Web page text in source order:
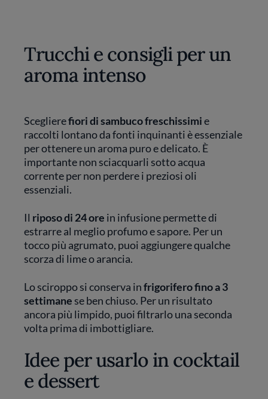
Trucchi e consigli per un
aroma intenso
Sceglierefiori di sambuco freschissimie
raccolti lontano da fonti inquinanti è essenziale
per ottenere un aroma puro e delicato. È
importante non sciacquarli sotto acqua
corrente per non perdere i preziosi oli
essenziali.
Il riposo di 24 ore in infusione permette di
estrarre al meglio profumo e sapore. Per un
tocco più agrumato, puoi aggiungere qualche
scorza di lime o arancia.
Lo sciroppo si conserva infrigorifero fino a 3
settimanese ben chiuso. Per un risultato
ancora più limpido, puoi filtrarlo una seconda
volta prima di imbottigliare.
Idee per usarlo in cocktail
e dessert